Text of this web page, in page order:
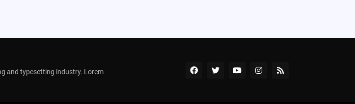
and typesetting industry. Lorem